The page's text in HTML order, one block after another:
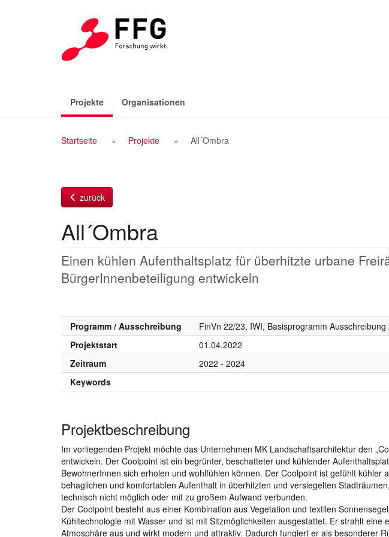
Projekte(aktiv)Organisationen
Breadcrumb
Startseite Projekte All´Ombra
zurück
All´Ombra
Einen kühlen Aufenthaltsplatz für überhitzte urbane
BürgerInnenbeteiligung entwickeln
Programm / Ausschreibung FinVn 22/23, IWI, Basisprogramm Ausschreibung
Projektstart
01.04.2022
Zeitraum
2022 - 2024
Keywords
Projektbeschreibung
Im vorliegenden Projekt möchte das Unternehmen MK Landschaftsarchitektur den
entwickeln. Der Coolpoint ist ein begrünter, beschatteter und kühlender
BewohnerInnen sich erholen und wohlfühlen können. Der Coolpoint ist gefühlt kühler
behaglichen und komfortablen Aufenthalt in überhitzten und versiegelten
technisch nicht möglich oder mit zu großem Aufwand verbunden.
Der Coolpoint besteht aus einer Kombination aus Vegetation und textilen
Kühltechnologie mit Wasser und ist mit Sitzmöglichkeiten ausgestattet. Er strahlt
Atmosphäre aus und wirkt modern und attraktiv. Dadurch fungiert er als besonderer